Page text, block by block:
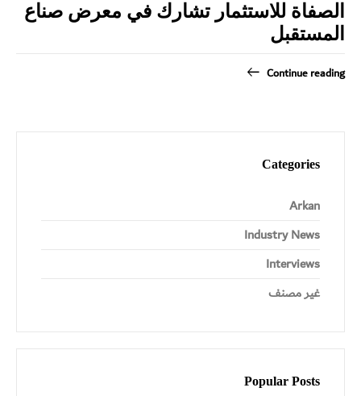
الصفاة للاستثمار تشارك في معرض صناع
المستقبل
Continue reading
Categories
Arkan
Industry News
Interviews
غير مصنف
Popular Posts